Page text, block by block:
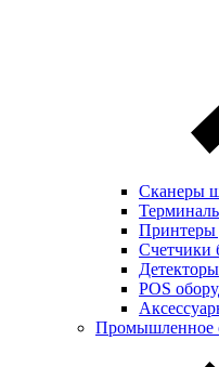
Сканеры
Принтеры
Cчетчики
POS
Промышленное